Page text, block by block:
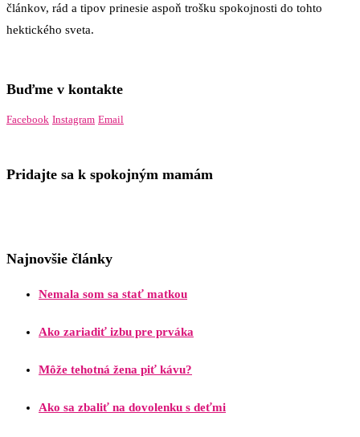
článkov, rád a tipov prinesie aspoň trošku spokojnosti do tohto
hektického sveta.
Buďme v kontakte
Facebook Instagram Email
Pridajte sa k spokojným mamám
Najnovšie články
Nemala som sa stať matkou
Ako zariadiť izbu pre prváka
Môže tehotná žena piť kávu?
Ako sa zbaliť na dovolenku s deťmi